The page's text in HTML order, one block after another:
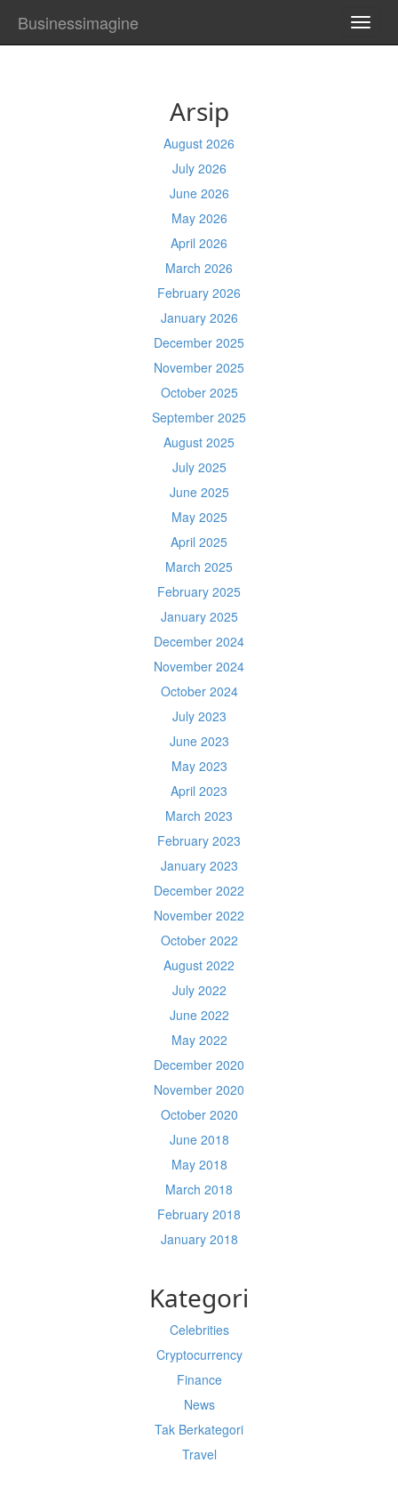
Businessimagine
Arsip
August 2026
July 2026
June 2026
May 2026
April 2026
March 2026
February 2026
January 2026
December 2025
November 2025
October 2025
September 2025
August 2025
July 2025
June 2025
May 2025
April 2025
March 2025
February 2025
January 2025
December 2024
November 2024
October 2024
July 2023
June 2023
May 2023
April 2023
March 2023
February 2023
January 2023
December 2022
November 2022
October 2022
August 2022
July 2022
June 2022
May 2022
December 2020
November 2020
October 2020
June 2018
May 2018
March 2018
February 2018
January 2018
Kategori
Celebrities
Cryptocurrency
Finance
News
Tak Berkategori
Travel